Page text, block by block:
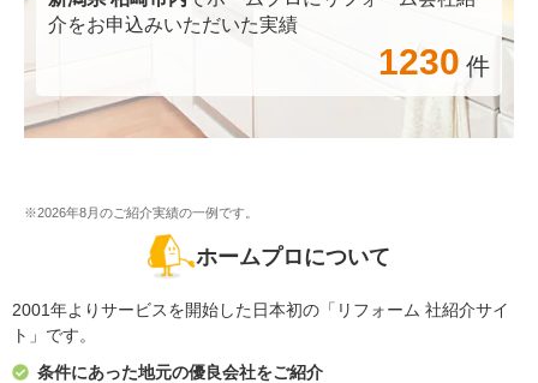
介をお申込みいただいた実績
1230 件
※2026年8月のご紹介実績の一例です。
ホームプロについて
2001年よりサービスを開始した日本初の「リフォーム 社紹介サイ
ト」です。
条件にあった地元の優良会社をご紹介